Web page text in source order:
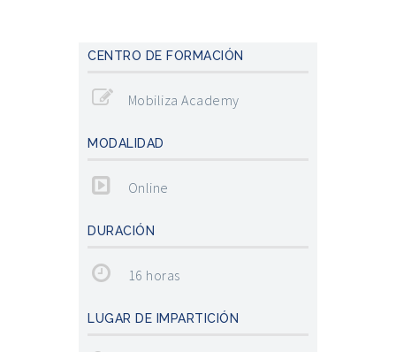
CENTRO DE FORMACIÓN
Mobiliza Academy
MODALIDAD
Online
DURACIÓN
16 horas
LUGAR DE IMPARTICIÓN